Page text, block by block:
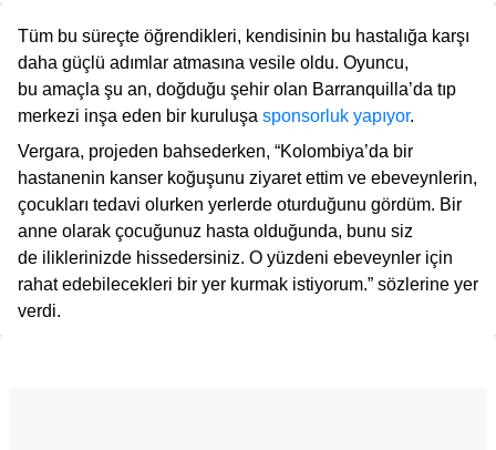
Tüm bu süreçte öğrendikleri, kendisinin bu hastalığa karşı
daha güçlü adımlar atmasına vesile oldu. Oyuncu,
bu amaçla şu an, doğduğu şehir olan Barranquilla’da tıp
merkezi inşa eden bir kuruluşa sponsorluk yapıyor.
Vergara, projeden bahsederken, “Kolombiya’da bir
hastanenin kanser koğuşunu ziyaret ettim ve ebeveynlerin,
çocukları tedavi olurken yerlerde oturduğunu gördüm. Bir
anne olarak çocuğunuz hasta olduğunda, bunu siz
de iliklerinizde hissedersiniz. O yüzdeni ebeveynler için
rahat edebilecekleri bir yer kurmak istiyorum.” sözlerine yer
verdi.